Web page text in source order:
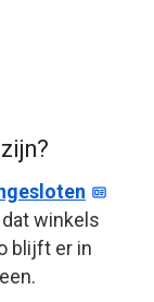
winkels
blijft er in